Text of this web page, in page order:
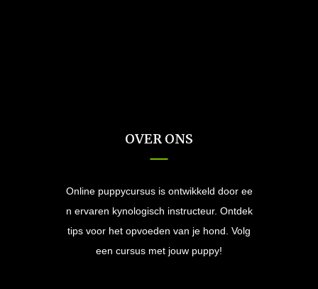
OVER ONS
Online puppycursus is ontwikkeld door ee
n ervaren kynologisch instructeur. Ontdek
tips voor het opvoeden van je hond. Volg
een cursus met jouw puppy!